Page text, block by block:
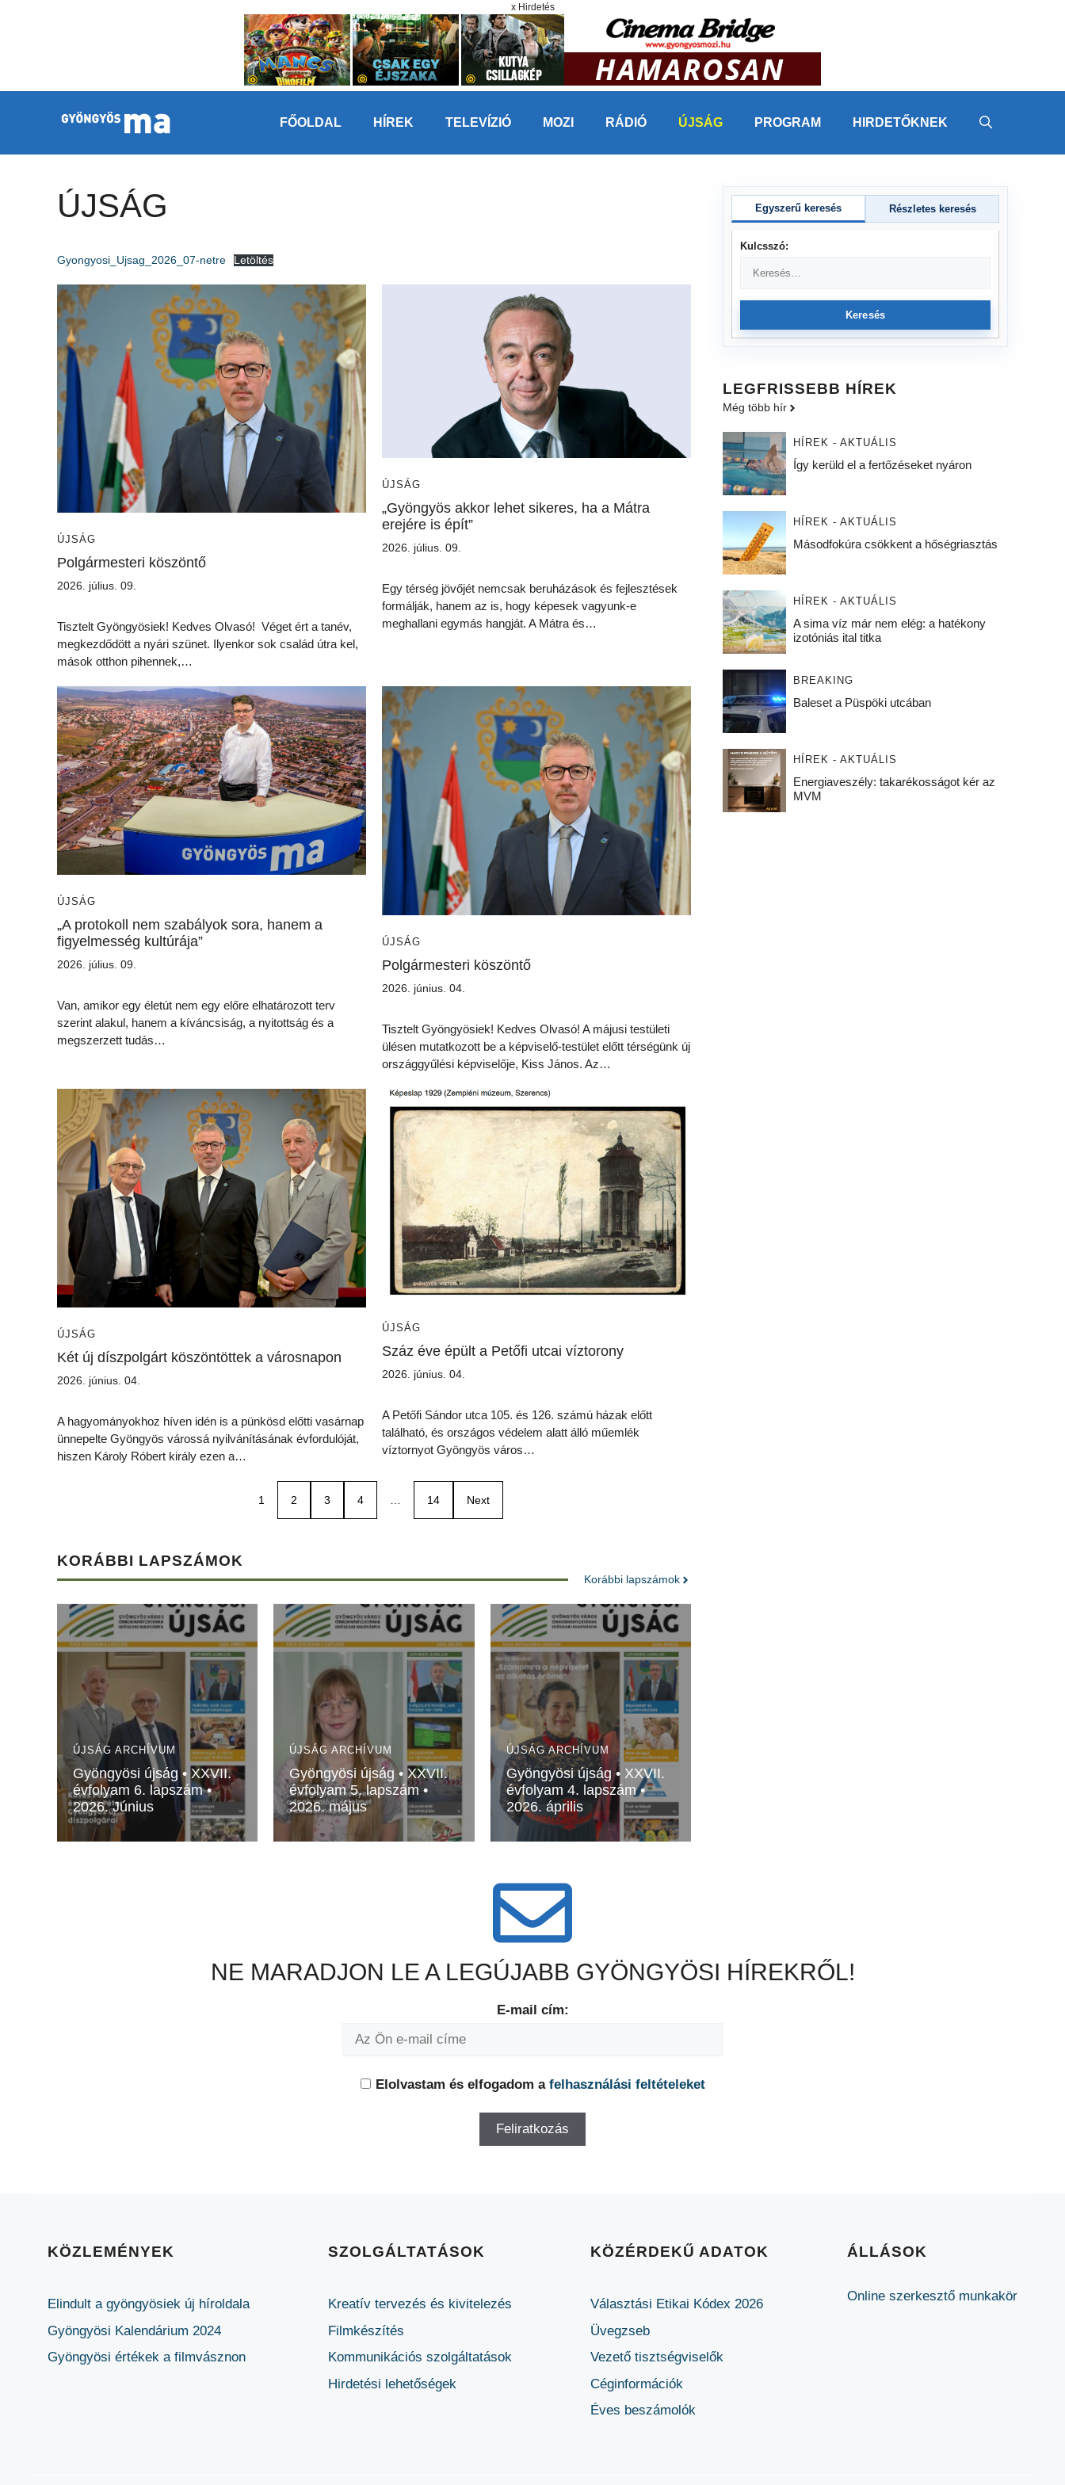
x Hirdetés
FŐOLDAL HÍREK TELEVÍZIÓ MOZI RÁDIÓ ÚJSÁG PROGRAM HIRDETŐKNEK
ÚJSÁG
Gyongyosi_Ujsag_2026_07-netre Letöltés
ÚJSÁG
Polgármesteri köszöntő
2026. július. 09.
Tisztelt Gyöngyösiek! Kedves Olvasó! Véget ért a tanév,
megkezdődött a nyári szünet. Ilyenkor sok család útra kel,
mások otthon pihennek,…
ÚJSÁG
„Gyöngyös akkor lehet sikeres, ha a Mátra
erejére is épít”
2026. július. 09.
Egy térség jövőjét nemcsak beruházások és fejlesztések
formálják, hanem az is, hogy képesek vagyunk-e
meghallani egymás hangját. A Mátra és…
ÚJSÁG
„A protokoll nem szabályok sora, hanem a
figyelmesség kultúrája”
2026. július. 09.
Van, amikor egy életút nem egy előre elhatározott terv
szerint alakul, hanem a kíváncsiság, a nyitottság és a
megszerzett tudás…
ÚJSÁG
Polgármesteri köszöntő
2026. június. 04.
Tisztelt Gyöngyösiek! Kedves Olvasó! A májusi testületi
ülésen mutatkozott be a képviselő-testület előtt térségünk új
országgyűlési képviselője, Kiss János. Az…
ÚJSÁG
Két új díszpolgárt köszöntöttek a városnapon
2026. június. 04.
A hagyományokhoz híven idén is a pünkösd előtti vasárnap
ünnepelte Gyöngyös várossá nyilvánításának évfordulóját,
hiszen Károly Róbert király ezen a…
ÚJSÁG
Száz éve épült a Petőfi utcai víztorony
2026. június. 04.
A Petőfi Sándor utca 105. és 126. számú házak előtt
található, és országos védelem alatt álló műemlék
víztornyot Gyöngyös város…
1 2 3 4 … 14 Next
KORÁBBI LAPSZÁMOK
Korábbi lapszámok
ÚJSÁG ARCHÍVUM
Gyöngyösi újság • XXVII.
évfolyam 6. lapszám •
2026. Június
ÚJSÁG ARCHÍVUM
Gyöngyösi újság • XXVII.
évfolyam 5. lapszám •
2026. május
ÚJSÁG ARCHÍVUM
Gyöngyösi újság • XXVII.
évfolyam 4. lapszám •
2026. április
Egyszerű keresés Részletes keresés
Kulcsszó:
Keresés
LEGFRISSEBB HÍREK
Még több hír
HÍREK - AKTUÁLIS
Így kerüld el a fertőzéseket nyáron
HÍREK - AKTUÁLIS
Másodfokúra csökkent a hőségriasztás
HÍREK - AKTUÁLIS
A sima víz már nem elég: a hatékony
izotóniás ital titka
BREAKING
Baleset a Püspöki utcában
HÍREK - AKTUÁLIS
Energiaveszély: takarékosságot kér az
MVM
NE MARADJON LE A LEGÚJABB GYÖNGYÖSI HÍREKRŐL!
E-mail cím:
Elolvastam és elfogadom a felhasználási feltételeket
KÖZLEMÉNYEK
Elindult a gyöngyösiek új híroldala
Gyöngyösi Kalendárium 2024
Gyöngyösi értékek a filmvásznon
SZOLGÁLTATÁSOK
Kreatív tervezés és kivitelezés
Filmkészítés
Kommunikációs szolgáltatások
Hirdetési lehetőségek
KÖZÉRDEKŰ ADATOK
Választási Etikai Kódex 2026
Üvegzseb
Vezető tisztségviselők
Céginformációk
Éves beszámolók
ÁLLÁSOK
Online szerkesztő munkakör